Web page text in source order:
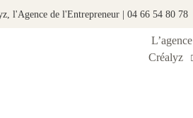
l'Agence de l'Entrepreneur | 04 66 54 80 78
L’agence
Créalyz